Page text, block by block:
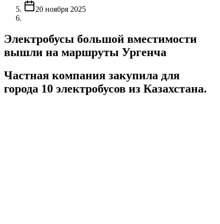
20 ноября 2025
Электробусы большой вместимости
вышли на маршруты Ургенча
Частная компания закупила для
города 10 электробусов из Казахстана.